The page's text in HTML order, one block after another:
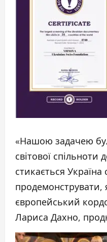
«Нашою задачею
світової спільноти
стикається Україна
продемонструвати,
європейський
Лариса Дахно,